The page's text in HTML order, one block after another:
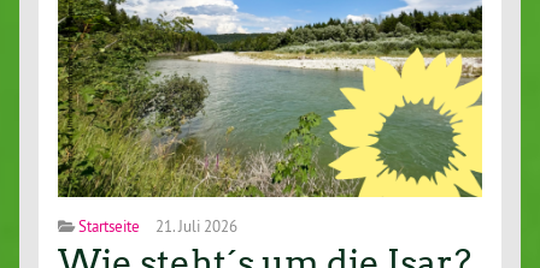
Startseite 21. Juli 2026